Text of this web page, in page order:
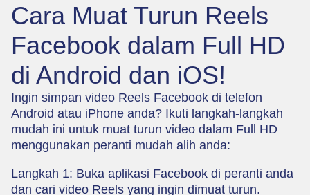
Cara Muat Turun Reels
Facebook dalam Full HD
di Android dan iOS!
Ingin simpan video Reels Facebook di telefon
Android atau iPhone anda? Ikuti langkah-langkah
mudah ini untuk muat turun video dalam Full HD
menggunakan peranti mudah alih anda:
Langkah 1: Buka aplikasi Facebook di peranti anda
dan cari video Reels yang ingin dimuat turun.